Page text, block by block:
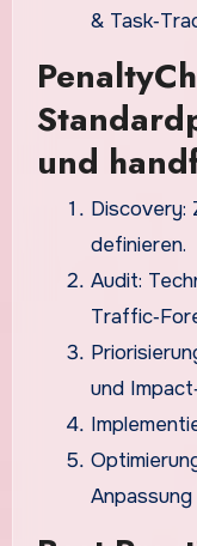
&
und
Discovery:
definieren.
Audit:
und